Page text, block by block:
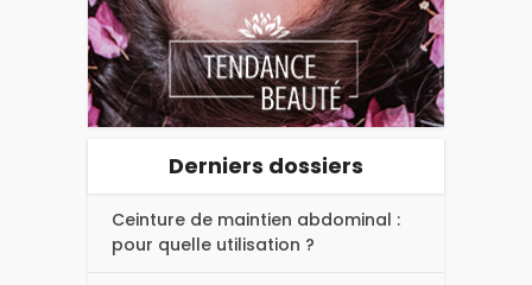
Derniers dossiers
Ceinture de maintien abdominal :
pour quelle utilisation ?